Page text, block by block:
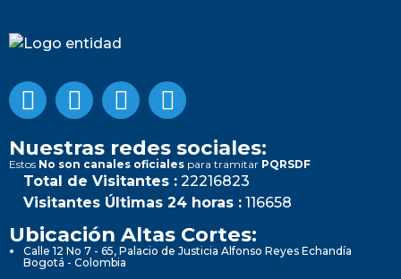
Nuestras redes sociales:
Estos No son canales oficiales para tramitar PQRSDF
Total de Visitantes : 22216823
Visitantes Últimas 24 horas : 116658
Ubicación Altas Cortes:
Calle 12 No 7 - 65, Palacio de Justicia Alfonso Reyes Echandía
Bogotá - Colombia